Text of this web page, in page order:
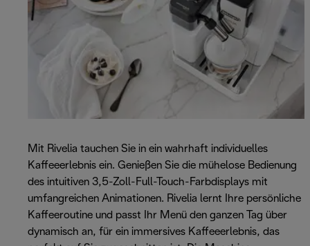
Mit Rivelia tauchen Sie in ein wahrhaft individuelles
Kaffeeerlebnis ein. Genießen Sie die mühelose Bedienung
des intuitiven 3,5-Zoll-Full-Touch-Farbdisplays mit
umfangreichen Animationen. Rivelia lernt Ihre persönliche
Kaffeeroutine und passt Ihr Menü den ganzen Tag über
dynamisch an, für ein immersives Kaffeeerlebnis, das